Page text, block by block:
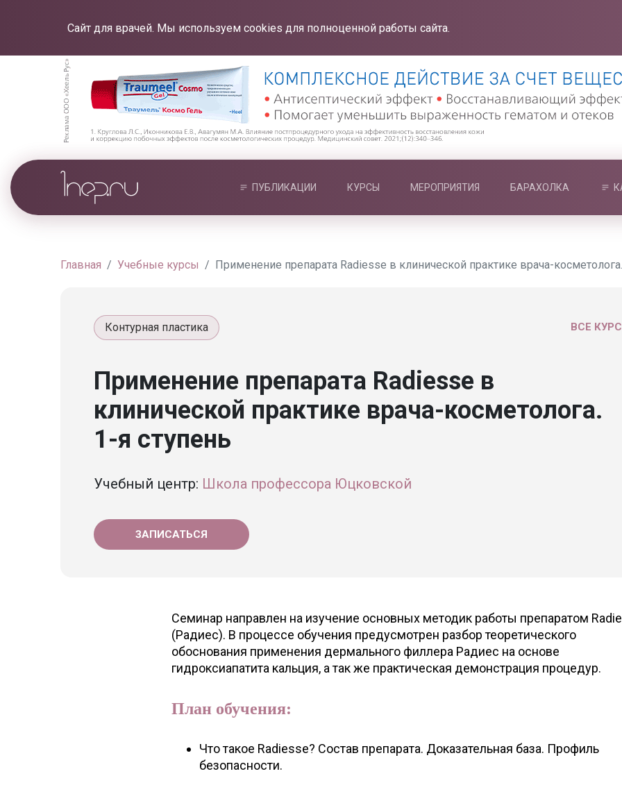
Сайт для врачей. Мы используем cookies для полноценной работы сайта.
ПУБЛИКАЦИИ КУРСЫ МЕРОПРИЯТИЯ БАРАХОЛКА
Главная Учебные курсы Применение препарата Radiesse в клинической практике врача-
ВСЕ
Контурная пластика
Применение препарата Radiesse в
клинической практике врача-косметолога.
1-я ступень
Учебный центр: Школа профессора Юцковской
ЗАПИСАТЬСЯ
Семинар направлен на изучение основных методик работы препаратом
(Радиес). В процессе обучения предусмотрен разбор теоретического
обоснования применения дермального филлера Радиес на основе
гидроксиапатита кальция, а так же практическая демонстрация процедур.
План обучения:
Что такое Radiesse? Состав препарата. Доказательная база. Профиль
безопасности.